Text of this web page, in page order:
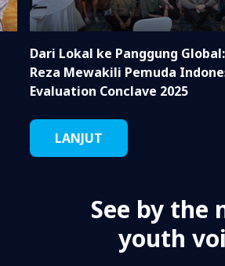
Dari Lokal ke Panggung
Reza Mewakili Pemuda
Evaluation Conclave 2025
LANJUT
See by the
youth